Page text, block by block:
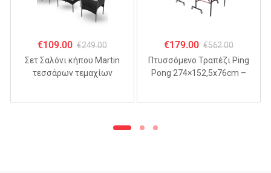
€109.00 €249.00
Σετ Σαλόνι κήπου Martin
τεσσάρων τεμαχίων
€179.00 €562.00
Πτυσσόμενo Τραπέζι Ping
Pong 274×152,5x76cm –